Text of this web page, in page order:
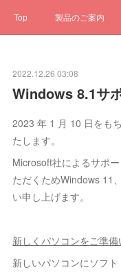
Top 製品のご案内
2022.12.26 03:08
Windows 8.1サ
2023 年 1 月 10 日をも
たします。
Microsoft社によるサポ
ただくためWindows 11
い申し上げます。
新しくパソコンをご準
新しいパソコンにソフ